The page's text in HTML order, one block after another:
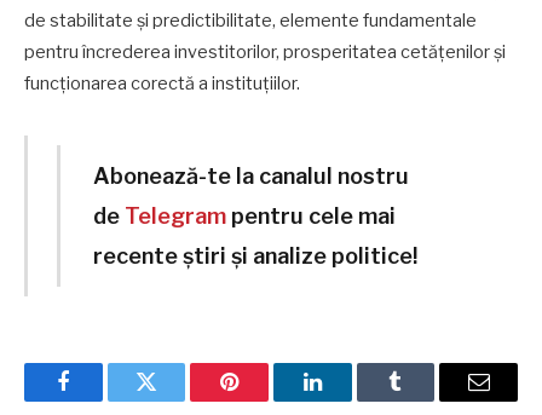
de stabilitate și predictibilitate, elemente fundamentale
pentru încrederea investitorilor, prosperitatea cetățenilor și
funcționarea corectă a instituțiilor.
Abonează-te la canalul nostru
de Telegram pentru cele mai
recente știri și analize politice!
FacebookTwitter Pinterest LinkedInTumblr Email